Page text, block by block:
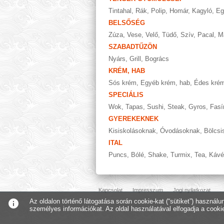
Tintahal , Rák, Polip, Homár, Kagyló,
BELSŐSÉG
Zúza, Vese, Velő, Tüdő, Szív, Pacal ,
SZABADTŰZÖN
Nyárs, Grill , Bogrács
KRÉM, HAB
Sós krém, Egyéb krém, hab, Édes
SPECIÁLIS
Wok, Tapas, Sushi, Steak, Gyros,
GYEREKEKNEK
Kisiskolásoknak, Óvodásoknak,
ITAL
Puncs, Bólé, Shake, Turmix, Tea, Kávé
Kapcsolat Impresszum Jogi nyilatkozat
info
Az oldalon történő látogatása során cookie-kat (“sütiket”)
személyes információkat. Az oldal használatával elfogadja a